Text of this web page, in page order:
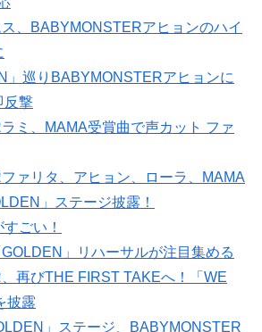
、BABYMONSTERアヒョンのハイ
」巡りBABYMONSTERアヒョンに
反撃
ミ、MAMA受賞曲で声カット ファ
ァリタ、アヒョン、ローラ、MAMA
」ステージ披露！
すごい！
」リハーサルが注目集める
再びTHE FIRST TAKEへ！「WE
披露
」ステージ、BABYMONSTER